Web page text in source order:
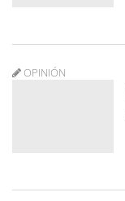
OPINIÓN